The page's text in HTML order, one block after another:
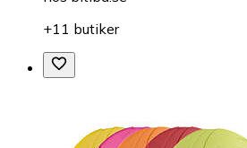
+11 butiker